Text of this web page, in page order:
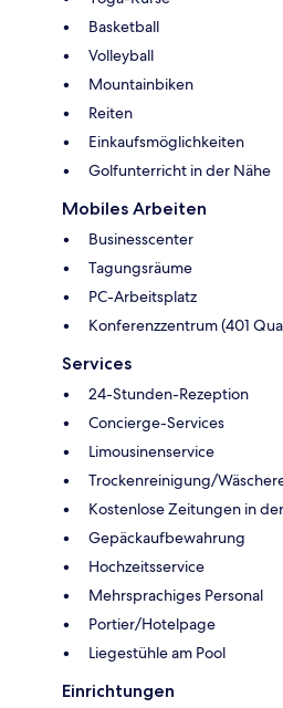
Basketball
Volleyball
Mountainbiken
Reiten
Einkaufsmöglichkeiten
Golfunterricht in der Nähe
Mobiles Arbeiten
Businesscenter
Tagungsräume
PC-Arbeitsplatz
Konferenzzentrum (401
Services
24-Stunden-Rezeption
Concierge-Services
Limousinenservice
Trockenreinigung/
Kostenlose Zeitungen in
Gepäckaufbewahrung
Hochzeitsservice
Mehrsprachiges Personal
Portier/Hotelpage
Liegestühle am Pool
Einrichtungen